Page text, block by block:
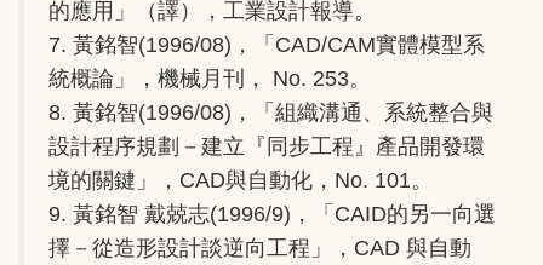
的應用」（譯），工業設計報導。
7. 黃銘智(1996/08)，「CAD/CAM實體模型系
統概論」，機械月刊， No. 253。
8. 黃銘智(1996/08)，「組織溝通、系統整合與
設計程序規劃－建立『同步工程』產品開發環
境的關鍵」，CAD與自動化，No. 101。
9. 黃銘智 戴兢志(1996/9)，「CAID的另一向選
擇－從造形設計談逆向工程」，CAD 與自動